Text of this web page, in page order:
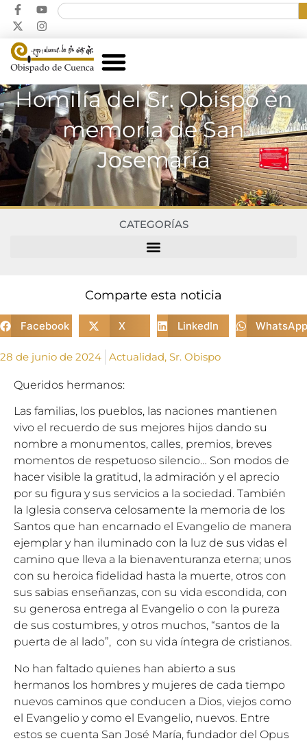
Homilía del Sr. Obispo en
memoria de San
Josemaría
CATEGORÍAS
Comparte esta noticia
Facebook X LinkedIn WhatsApp
28 de junio de 2024 Actualidad, Sr. Obispo
Queridos hermanos:
Las familias, los pueblos, las naciones mantienen
vivo el recuerdo de sus mejores hijos dando su
nombre a monumentos, calles, premios, breves
momentos de respetuoso silencio… Son modos de
hacer visible la gratitud, la admiración y el aprecio
por su figura y sus servicios a la sociedad. También
la Iglesia conserva celosamente la memoria de los
Santos que han encarnado el Evangelio de manera
ejemplar y han iluminado con la luz de sus vidas el
camino que lleva a la bienaventuranza eterna; unos
con su heroica fidelidad hasta la muerte, otros con
sus sabias enseñanzas, con su vida escondida, con
su generosa entrega al Evangelio o con la pureza
de sus costumbres, y otros muchos, “santos de la
puerta de al lado”, con su vida íntegra de cristianos.
No han faltado quienes han abierto a sus
hermanos los hombres y mujeres de cada tiempo
nuevos caminos que conducen a Dios, viejos como
el Evangelio y como el Evangelio, nuevos. Entre
estos se cuenta San José María, fundador del Opus